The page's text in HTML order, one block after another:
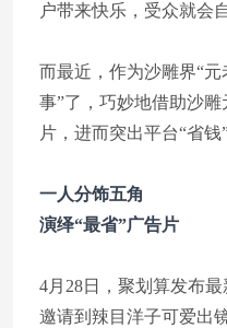
户带来快乐，受众就会
而最近，作为沙雕界“
事”了，巧妙地借助沙
片，进而突出平台“省钱
一人分饰五角
演绎“最省”广告片
4月28日，聚划算发布
邀请到辣目洋子可爱出